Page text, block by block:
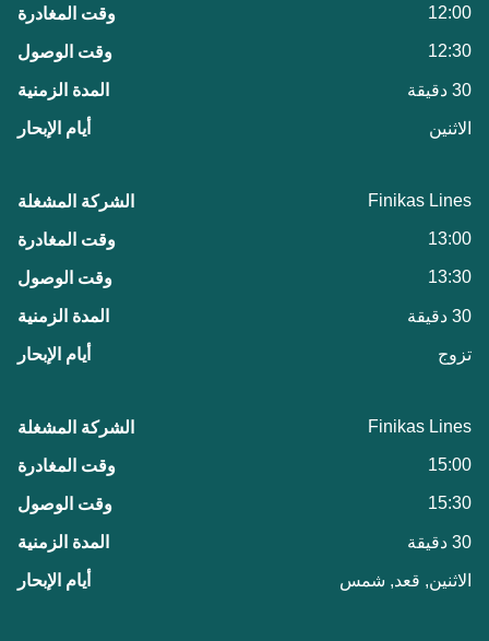
12:00
12:30
30 دقيقة
الاثنين
Finikas Lines
13:00
13:30
30 دقيقة
تزوج
Finikas Lines
15:00
15:30
30 دقيقة
الاثنين, قعد, شمس